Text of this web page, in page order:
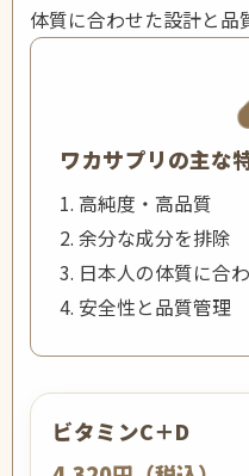
体質に合わせた設計と品
ワカサプリの主な
1. 高純度・高品質
2. 余分な成分を排除
3. 日本人の体質に合
4. 安全性と品質管理
ビタミンC＋D